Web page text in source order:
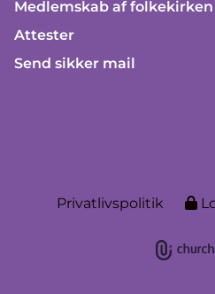
Medlemskab af folkekirken
Attester
Send sikker mail
Privatlivspolitik